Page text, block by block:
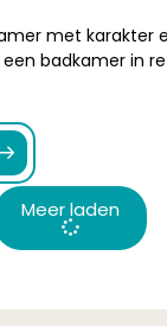
Meer laden
vragen